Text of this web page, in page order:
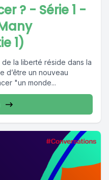
? - Série 1 -
1)
la liberté réside dans la
d’être un nouveau
"un monde...